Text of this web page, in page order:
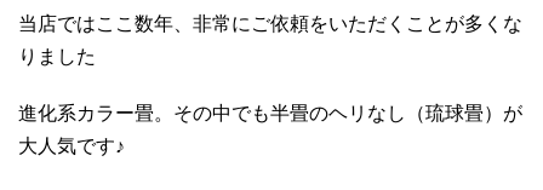
当店ではここ数年、非常にご依頼をいただくことが多くな
りました
進化系カラー畳。その中でも半畳のヘリなし（琉球畳）が
大人気です♪